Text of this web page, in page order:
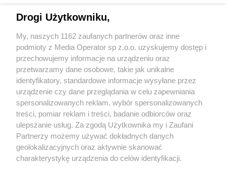
Wydawca mediówlokalnych
Nie zapomnij
zapoznać się z:
polityką prywatności regulamin korzystania z portali
Twojemiasto Skontaktuj się
Drogi Użytkowniku,
My, naszych 1162 zaufanych partnerów oraz inne
podmioty z Media Operator sp z.o.o. uzyskujemy dostęp i
przechowujemy informacje na urządzeniu oraz
przetwarzamy dane osobowe, takie jak unikalne
identyfikatory, standardowe informacje wysyłane przez
urządzenie czy dane przeglądania w celu zapewniania
spersonalizowanych reklam, wybór spersonalizowanych
treści, pomiar reklam i treści, badanie odbiorców oraz
ulepszanie usług. Za zgodą Użytkownika my i Zaufani
Partnerzy możemy używać dokładnych danych
geolokalizacyjnych oraz aktywnie skanować
charakterystykę urządzenia do celów identyfikacji.